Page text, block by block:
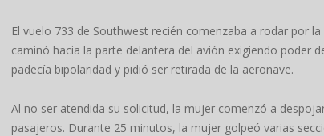
El vuelo 733 de Southwest recién comenzaba a rodar por
caminó hacia la parte delantera del avión exigiendo poder
padecía bipolaridad y pidió ser retirada de la aeronave.
Al no ser atendida su solicitud, la mujer comenzó a
pasajeros. Durante 25 minutos, la mujer golpeó varias